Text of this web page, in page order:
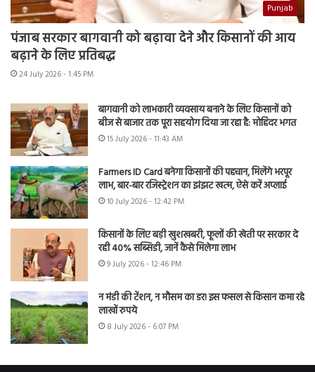
Punjab
पंजाब सरकार बागवानी को बढ़ावा देने और किसानों की आय
बढ़ाने के लिए प्रतिबद्ध
24 July 2026 - 1:45 PM
बागवानी को लाभकारी व्यवसाय बनाने के लिए किसानों को
बीज से बाजार तक पूरा सहयोग दिया जा रहा है: मोहिंदर भगत
15 July 2026 - 11:43 AM
Farmers ID Card बनेगा किसानों की पहचान, मिलेंगे भरपूर
लाभ, बार-बार रजिस्ट्रेशन का झंझट खत्म, ऐसे करें अप्लाई
10 July 2026 - 12:42 PM
किसानों के लिए बड़ी खुशखबरी, फूलों की खेती पर सरकार दे
रही 40% सब्सिडी, जानें कैसे मिलेगा लाभ
9 July 2026 - 12:46 PM
न मंडी की टेंशन, न मौसम का डर! इस फसल से किसान कमा रहे
लाखों रुपये
8 July 2026 - 6:07 PM